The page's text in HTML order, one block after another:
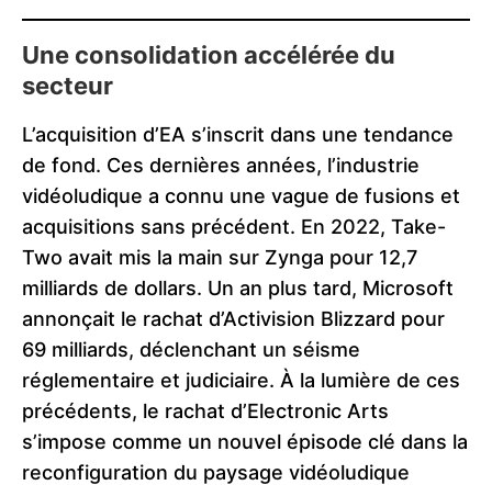
Une consolidation accélérée du
secteur
L’acquisition d’EA s’inscrit dans une tendance
de fond. Ces dernières années, l’industrie
vidéoludique a connu une vague de fusions et
acquisitions sans précédent. En 2022, Take-
Two avait mis la main sur Zynga pour 12,7
milliards de dollars. Un an plus tard, Microsoft
annonçait le rachat d’Activision Blizzard pour
69 milliards, déclenchant un séisme
réglementaire et judiciaire. À la lumière de ces
précédents, le rachat d’Electronic Arts
s’impose comme un nouvel épisode clé dans la
reconfiguration du paysage vidéoludique